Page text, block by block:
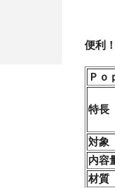
便利
Ｐ
特長
対象
内容
材質